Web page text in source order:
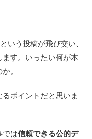
いう投稿が飛び交い、
す。いったい何が本
。
ポイントだと思いま
では信頼できる公的デ